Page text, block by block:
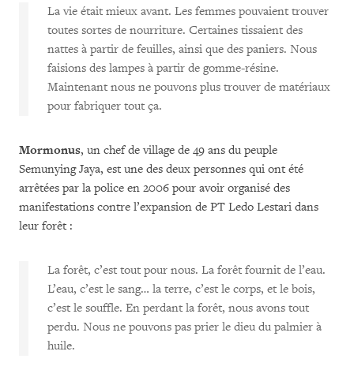
La vie était mieux avant. Les femmes pouvaient trouver
toutes sortes de nourriture. Certaines tissaient des
nattes à partir de feuilles, ainsi que des paniers. Nous
faisions des lampes à partir de gomme-résine.
Maintenant nous ne pouvons plus trouver de matériaux
pour fabriquer tout ça.
Mormonus, un chef de village de 49 ans du peuple
Semunying Jaya, est une des deux personnes qui ont été
arrêtées par la police en 2006 pour avoir organisé des
manifestations contre l’expansion de PT Ledo Lestari dans
leur forêt :
La forêt, c’est tout pour nous. La forêt fournit de l’eau.
L’eau, c’est le sang… la terre, c’est le corps, et le bois,
c’est le souffle. En perdant la forêt, nous avons tout
perdu. Nous ne pouvons pas prier le dieu du palmier à
huile.